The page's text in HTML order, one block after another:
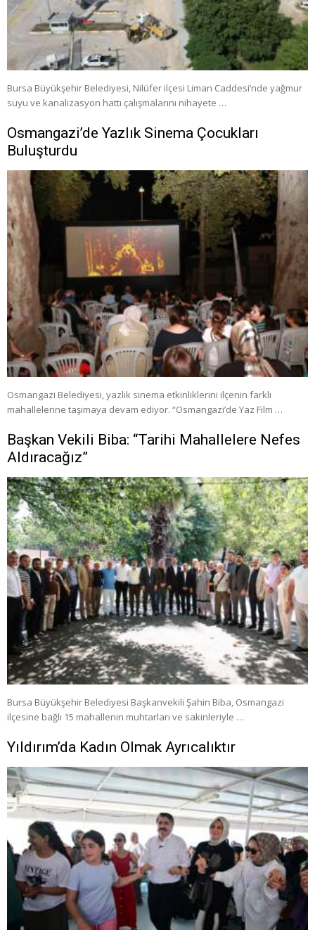
Bursa Büyükşehir Belediyesi, Nilüfer ilçesi Liman Caddesi’nde yağmur
suyu ve kanalizasyon hattı çalışmalarını nihayete …
Osmangazi’de Yazlık Sinema Çocukları
Buluşturdu
Osmangazi Belediyesi, yazlık sinema etkinliklerini ilçenin farklı
mahallelerine taşımaya devam ediyor. “Osmangazi’de Yaz Film …
Başkan Vekili Biba: “Tarihi Mahallelere Nefes
Aldıracağız”
Bursa Büyükşehir Belediyesi Başkanvekili Şahin Biba, Osmangazi
ilçesine bağlı 15 mahallenin muhtarları ve sakinleriyle …
Yıldırım’da Kadın Olmak Ayrıcalıktır